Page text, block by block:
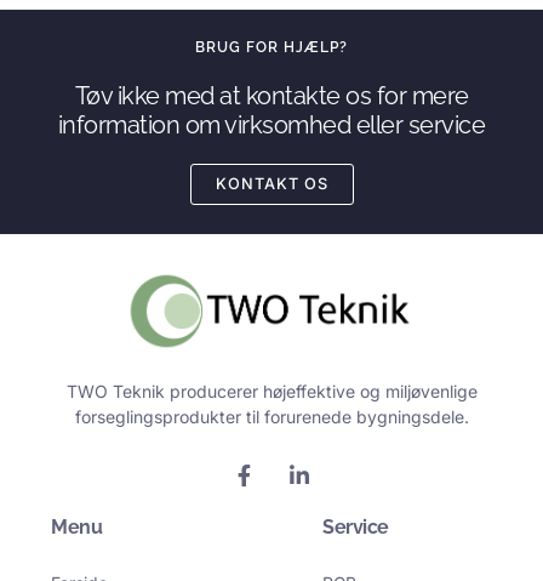
BRUG FOR HJÆLP?
Tøv ikke med at kontakte os for mere
information om virksomhed eller service
KONTAKT OS
TWO Teknik producerer højeffektive og miljøvenlige
forseglingsprodukter til forurenede bygningsdele.
F
a
i
Menu Service